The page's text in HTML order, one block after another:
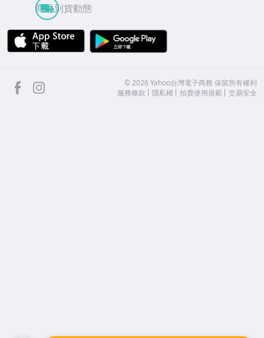
商品到貨動態
APP Store
facebook ©2026 Yahoo台灣電子商務 保留所有權利
服務條款
隱私權 拍賣使用規範 交易安全